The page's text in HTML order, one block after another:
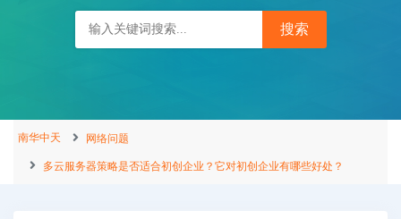
南华中天 网络问题
多云服务器策略是否适合初创企业？它对初创企业有哪些好处？